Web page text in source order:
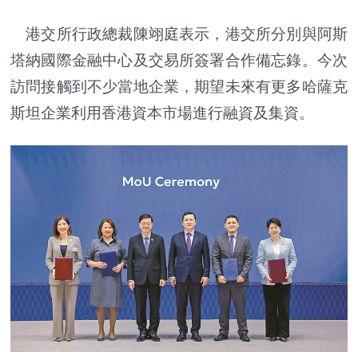
港交所行政總裁陳翊庭表示，港交所分別與阿斯
塔納國際金融中心及交易所簽署合作備忘錄。今次
訪問接觸到不少當地企業，期望未來有更多哈薩克
斯坦企業利用香港資本市場進行融資及集資。